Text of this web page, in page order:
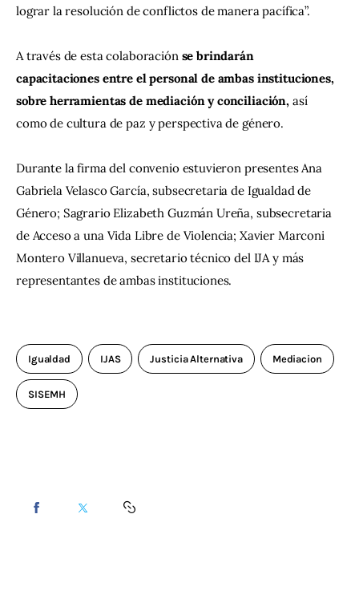
lograr la resolución de conflictos de manera pacífica”.
A través de esta colaboración se brindarán
capacitaciones entre el personal de ambas instituciones,
sobre herramientas de mediación y conciliación, así
como de cultura de paz y perspectiva de género.
Durante la firma del convenio estuvieron presentes Ana
Gabriela Velasco García, subsecretaria de Igualdad de
Género; Sagrario Elizabeth Guzmán Ureña, subsecretaria
de Acceso a una Vida Libre de Violencia; Xavier Marconi
Montero Villanueva, secretario técnico del IJA y más
representantes de ambas instituciones.
Igualdad IJAS Justicia Alternativa Mediacion
SISEMH